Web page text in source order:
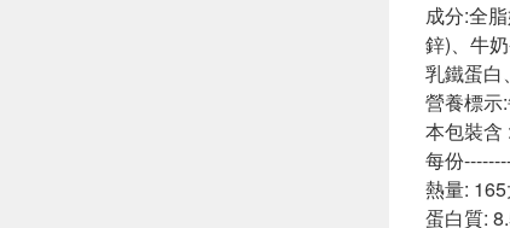
成分:全
鋅)、牛
乳鐵蛋白
營養標示
本包裝含
每份
熱量:
蛋白質: